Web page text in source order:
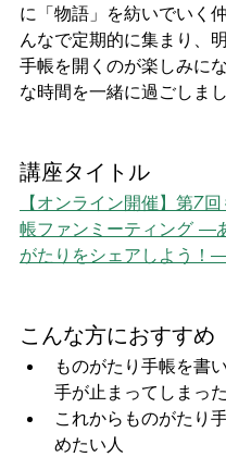
に「物語」を紡いでいく
んなで定期的に集まり、
手帳を開くのが楽しみ
な時間を一緒に過ごしま
講座タイトル
【オンライン開催】第7
帳ファンミーティング ―
がたりをシェアしよう！
こんな方におすすめ
ものがたり手帳を書
手が止まってしまっ
これからものがたり
めたい人